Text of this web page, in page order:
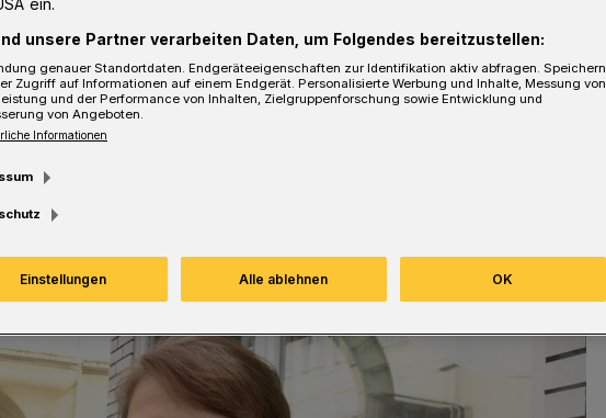
Lesezeit
ein.
unsere Partner verarbeiten Daten, um Folgendes bereitzustellen:
genauer Standortdaten. Endgeräteeigenschaften zur Identifikation aktiv abfragen. Speichern
Zugriff auf Informationen auf einem Endgerät. Personalisierte Werbung und Inhalte, Messung von
und der Performance von Inhalten, Zielgruppenforschung sowie Entwicklung und
von Angeboten.
Informationen
Einstellungen Alle ablehnen OK